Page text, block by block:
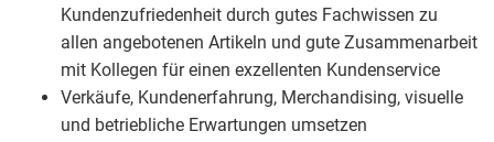
Kundenzufriedenheit durch gutes Fachwissen zu
allen angebotenen Artikeln und gute Zusammenarbeit
mit Kollegen für einen exzellenten Kundenservice
Verkäufe, Kundenerfahrung, Merchandising, visuelle
und betriebliche Erwartungen umsetzen